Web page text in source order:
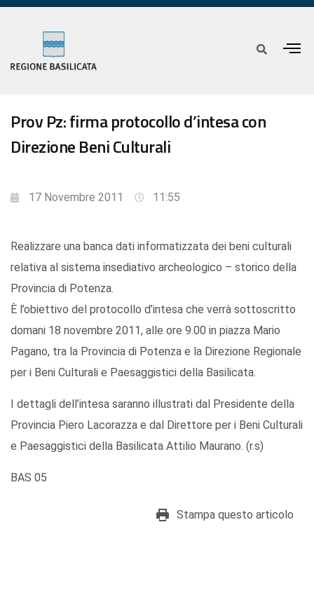
Prov Pz: firma protocollo d’intesa con
Direzione Beni Culturali
17 Novembre 2011 11:55
Realizzare una banca dati informatizzata dei beni culturali
relativa al sistema insediativo archeologico – storico della
Provincia di Potenza.
È l’obiettivo del protocollo d’intesa che verrà sottoscritto
domani 18 novembre 2011, alle ore 9.00 in piazza Mario
Pagano, tra la Provincia di Potenza e la Direzione Regionale
per i Beni Culturali e Paesaggistici della Basilicata.
I dettagli dell’intesa saranno illustrati dal Presidente della
Provincia Piero Lacorazza e dal Direttore per i Beni Culturali
e Paesaggistici della Basilicata Attilio Maurano. (r.s)
BAS 05
Stampa questo articolo